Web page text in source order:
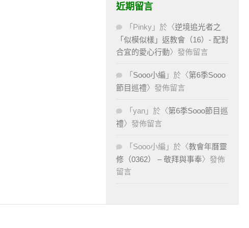
近期留言
「 Pinky 」於〈逆境追光者之
「似模似樣」返教會（16）- 配對
合宜的愛心行動〉發佈留言
「 Sooo小編 」於〈第6季Sooo
節目巡禮〉發佈留言
「 yan 」於〈第6季Sooo節目巡
禮〉發佈留言
「 Sooo小編 」於〈教會年曆靈
修（0362） – 敬拜與事奉〉發佈
留言